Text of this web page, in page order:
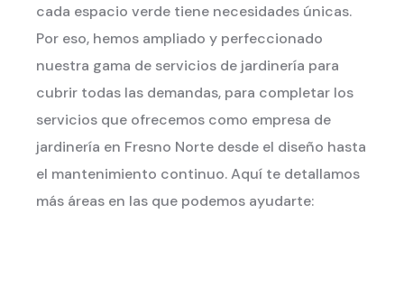
cada espacio verde tiene necesidades únicas.
Por eso, hemos ampliado y perfeccionado
nuestra gama de servicios de jardinería para
cubrir todas las demandas, para completar los
servicios que ofrecemos como empresa de
jardinería en Fresno Norte desde el diseño hasta
el mantenimiento continuo. Aquí te detallamos
más áreas en las que podemos ayudarte: